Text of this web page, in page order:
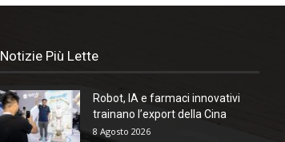
Notizie Più Lette
Robot, IA e farmaci innovativi
trainano l’export della Cina
8 Agosto 2026